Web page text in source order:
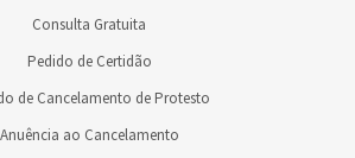
Consulta Gratuita
Pedido de Certidão
de Cancelamento de Protesto
Anuência ao Cancelamento